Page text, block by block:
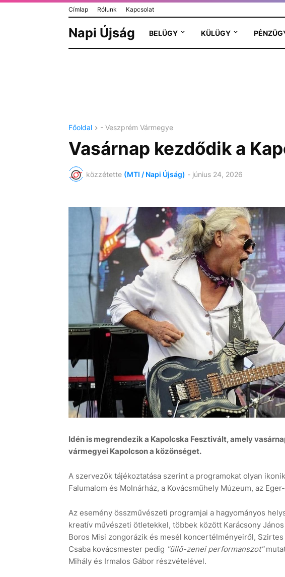
Címlap Rólunk Kapcsolat
Napi Újság BELÜGY KÜLÜGY
Főoldal - Veszprém Vármegye
Vasárnap kezdődik a
közzétette (MTI / Napi Újság) - június 24, 2026
Idén is megrendezik a Kapolcska Fesztivált, amely
vármegyei Kapolcson a közönséget.
A szervezők tájékoztatása szerint a programokat olyan
Falumalom és Molnárház, a Kovácsműhely Múzeum, az
Az esemény összművészeti programjai a hagyományos
kreatív művészeti ötletekkel, többek között Karácsony
Boros Misi zongorázik és mesél koncertélményeiről,
Csaba kovácsmester pedig "üllő-zenei performanszot"
Mihály és Irmalos Gábor részvételével.